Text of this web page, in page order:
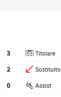
3
2
0
Titolare
Sostituito
Assist